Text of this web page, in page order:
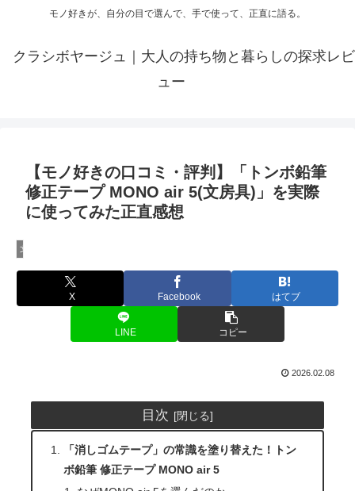
モノ好きが、自分の目で選んで、手で使って、正直に語る。
クラシボヤージュ｜大人の持ち物と暮らしの探求レビ
ュー
【モノ好きの口コミ・評判】「トンボ鉛筆
修正テープ MONO air 5(文房具)」を実際
に使ってみた正直感想
文房具レビュー
X Facebook はてブ
LINE コピー
2026.02.08
目次
「消しゴムテープ」の常識を塗り替えた！トン
ボ鉛筆 修正テープ MONO air 5